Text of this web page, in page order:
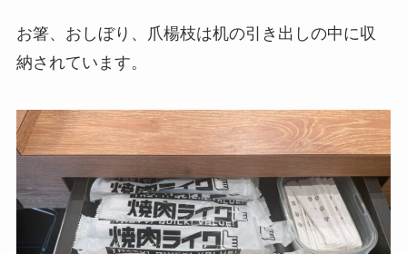
お箸、おしぼり、爪楊枝は机の引き出しの中に収
納されています。